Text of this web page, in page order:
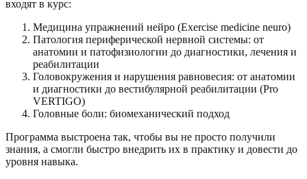
входят в курс:
Медицина упражнений нейро (Exercise medicine neuro)
Патология периферической нервной системы: от
анатомии и патофизиологии до диагностики, лечения и
реабилитации
Головокружения и нарушения равновесия: от анатомии
и диагностики до вестибулярной реабилитации (Pro
VERTIGO)
Головные боли: биомеханический подход
Программа выстроена так, чтобы вы не просто получили
знания, а смогли быстро внедрить их в практику и довести до
уровня навыка.